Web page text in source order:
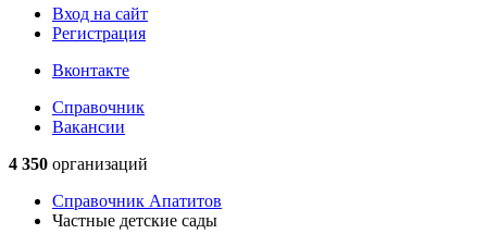
Вход на сайт
Регистрация
Вконтакте
Справочник
Вакансии
4 350 организаций
Справочник Апатитов
Частные детские сады